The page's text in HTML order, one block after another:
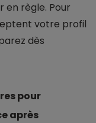
règle. Pour
votre profil
dès
pour
après